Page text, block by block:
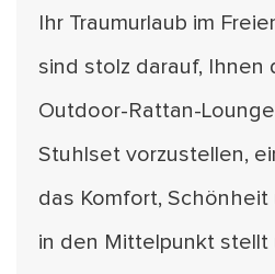
Ihr Traumurlaub im
sind stolz darauf, Ihnen
Outdoor-Rattan-
Stuhlset vorzustellen,
das Komfort,
in den Mittelpunkt stellt